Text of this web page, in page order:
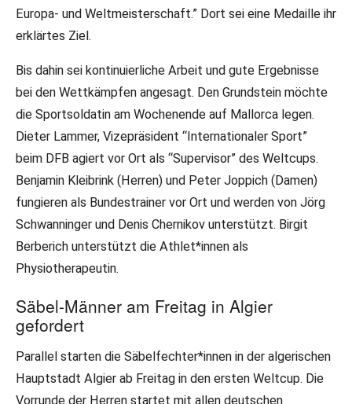
Europa- und Weltmeisterschaft.” Dort sei eine Medaille ihr
erklärtes Ziel.
Bis dahin sei kontinuierliche Arbeit und gute Ergebnisse
bei den Wettkämpfen angesagt. Den Grundstein möchte
die Sportsoldatin am Wochenende auf Mallorca legen.
Dieter Lammer, Vizepräsident “Internationaler Sport”
beim DFB agiert vor Ort als “Supervisor” des Weltcups.
Benjamin Kleibrink (Herren) und Peter Joppich (Damen)
fungieren als Bundestrainer vor Ort und werden von Jörg
Schwanninger und Denis Chernikov unterstützt. Birgit
Berberich unterstützt die Athlet*innen als
Physiotherapeutin.
Säbel-Männer am Freitag in Algier
gefordert
Parallel starten die Säbelfechter*innen in der algerischen
Hauptstadt Algier ab Freitag in den ersten Weltcup. Die
Vorrunde der Herren startet mit allen deutschen